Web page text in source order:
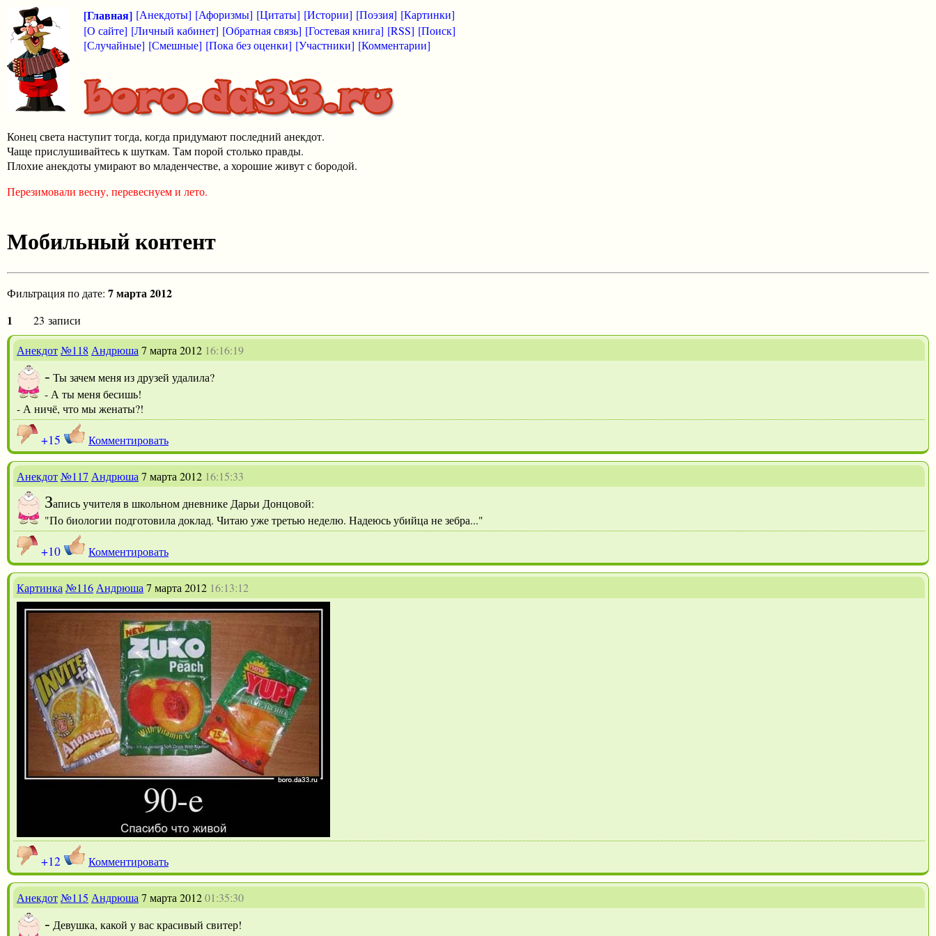
[Главная] [Анекдоты] [Афоризмы] [Цитаты] [Истории] [Поэзия] [Картинки]
[О сайте] [Личный кабинет] [Обратная связь] [Гостевая книга] [RSS] [Поиск]
[Случайные] [Смешные] [Пока без оценки] [Участники] [Комментарии]
Конец света наступит тогда, когда придумают последний анекдот.
Чаще прислушивайтесь к шуткам. Там порой столько правды.
Плохие анекдоты умирают во младенчестве, а хорошие живут с бородой.
Перезимовали весну, перевеснуем и лето.
Мобильный контент
Фильтрация по дате: 7 марта 2012
1
23 записи
Анекдот№118 Андрюша 7 марта 2012 16:16:19
- Ты зачем меня из друзей удалила?
- А ты меня бесишь!
- А ничё, что мы женаты?!
+15 Комментировать
Анекдот№117 Андрюша 7 марта 2012 16:15:33
Запись учителя в школьном дневнике Дарьи Донцовой:
"По биологии подготовила доклад. Читаю уже третью неделю. Надеюсь убийца не зебра..."
+10 Комментировать
Картинка №116 Андрюша 7 марта 2012 16:13:12
+12 Комментировать
Анекдот№115 Андрюша 7 марта 201201:35:30
- Девушка, какой у вас красивый свитер!